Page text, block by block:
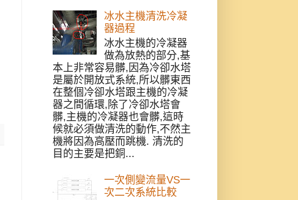
冰水主機清洗冷凝
器過程
冰水主機的冷凝器
做為放熱的部分,基
本上非常容易髒,因為冷卻水塔
是屬於開放式系統,所以髒東西
在整個冷卻水塔跟主機的冷凝
器之間循環,除了冷卻水塔會
髒,主機的冷凝器也會髒,這時
候就必須做清洗的動作,不然主
機將因為高壓而跳機. 清洗的
目的主要是把銅...
一次側變流量VS一
次二次系統比較